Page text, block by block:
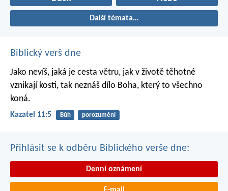
Další témata…
Biblický verš dne
Jako nevíš, jaká je cesta větru, jak v životě těhotné
vznikají kosti, tak neznáš dílo Boha, který to všechno
koná.
Kazatel 11:5 Bůh porozumění
Přihlásit se k odběru Biblického verše dne:
Denní oznámení